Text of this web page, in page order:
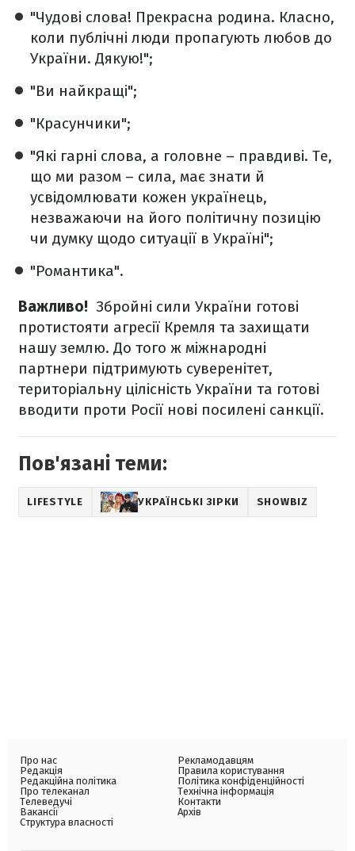
"Чудові слова! Прекрасна родина. Класно,
коли публічні люди пропагують любов до
України. Дякую!";
"Ви найкращі";
"Красунчики";
"Які гарні слова, а головне – правдиві. Те,
що ми разом – сила, має знати й
усвідомлювати кожен українець,
незважаючи на його політичну позицію
чи думку щодо ситуації в Україні";
"Романтика".
Важливо! Збройні сили України готові
протистояти агресії Кремля та захищати
нашу землю. До того ж міжнародні
партнери підтримують суверенітет,
територіальну цілісність України та готові
вводити проти Росії нові посилені санкції.
Пов'язані теми:
LIFESTYLE УКРАЇНСЬКІ ЗІРКИ SHOWBIZ
Про нас
Редакція
Редакційна політика
Про телеканал
Телеведучі
Вакансії
Структура власності
Рекламодавцям
Правила користування
Політика конфіденційності
Технічна інформація
Контакти
Архів